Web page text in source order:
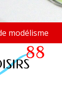
modélisme